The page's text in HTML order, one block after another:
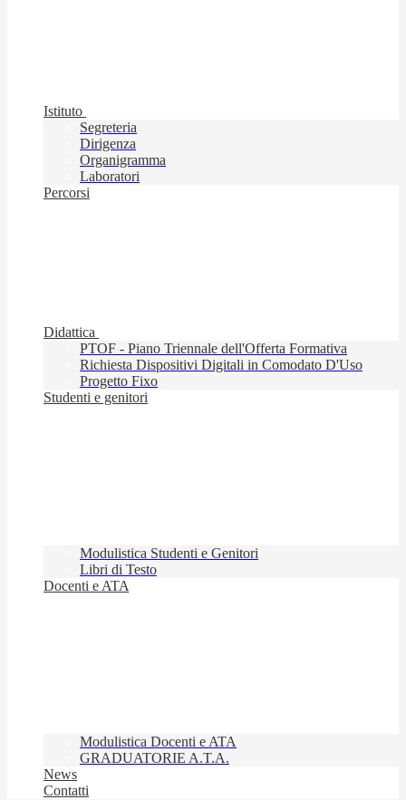
Istituto
Segreteria
Dirigenza
Organigramma
Laboratori
Percorsi
Didattica
PTOF - Piano Triennale dell'Offerta Formativa
Richiesta Dispositivi Digitali in Comodato D'Uso
Progetto Fixo
Studenti e genitori
Modulistica Studenti e Genitori
Libri di Testo
Docenti e ATA
Modulistica Docenti e ATA
GRADUATORIE A.T.A.
News
Contatti